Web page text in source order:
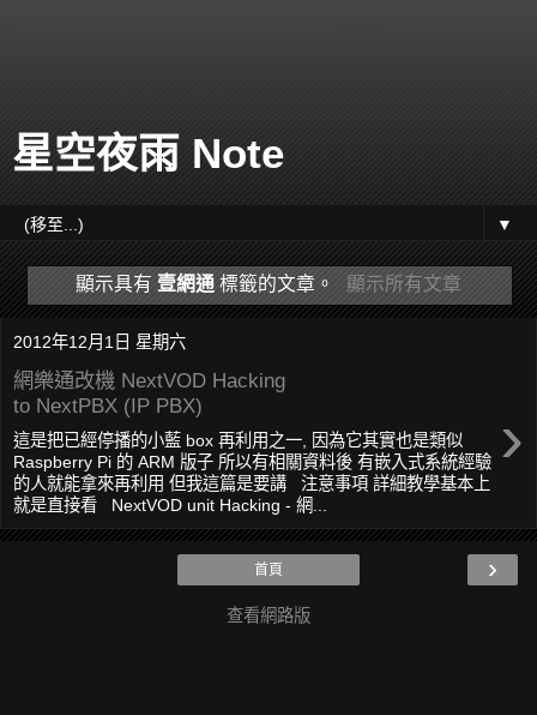
星空夜雨 Note
▼
顯示具有 壹網通標籤的文章。 顯示所有文章
2012年12月1日 星期六
網樂通改機 NextVOD Hacking
to NextPBX (IP PBX)
›
這是把已經停播的小藍 box 再利用之一, 因為它其實也是類似
Raspberry Pi 的 ARM 版子 所以有相關資料後 有嵌入式系統經驗
的人就能拿來再利用 但我這篇是要講 注意事項 詳細教學基本上
就是直接看 NextVOD unit Hacking - 網...
›
首頁
查看網路版